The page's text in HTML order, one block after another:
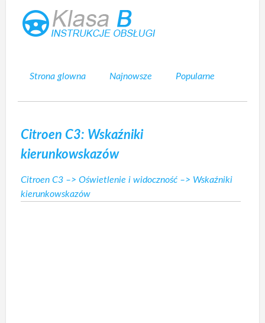
Strona glowna Najnowsze Popularne
Citroen C3: Wskaźniki
kierunkowskazów
Citroen C3 –> Oświetlenie i widoczność –> Wskaźniki
kierunkowskazów